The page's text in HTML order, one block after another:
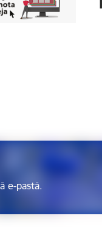
e-pastā.